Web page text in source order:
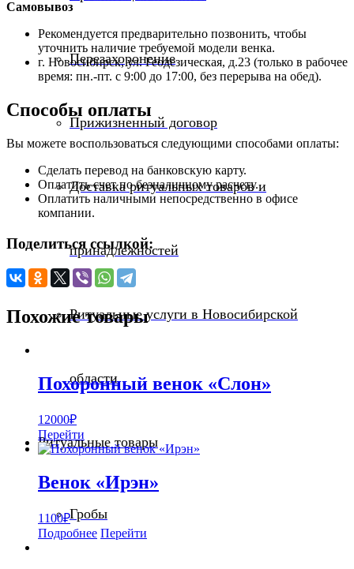
Перезахоронение
Прижизненный договор
Доставка ритуальных товаров и
принадлежностей
Ритуальные услуги в Новосибирской
области
Ритуальные товары
Гробы
Самовывоз
Рекомендуется предварительно позвонить, чтобы
уточнить наличие требуемой модели венка.
г. Новосибирск, ул. Геодезическая, д.23 (только в рабочее
время: пн.-пт. с 9:00 до 17:00, без перерыва на обед).
Способы оплаты
Вы можете воспользоваться следующими способами оплаты:
Сделать перевод на банковскую карту.
Оплатить счет по безналичному расчету.
Оплатить наличными непосредственно в офисе
компании.
Поделиться ссылкой:
Похожие товары
Похоронный венок «Слон»
12000₽
Перейти
Венок «Ирэн»
1100₽
Подробнее Перейти